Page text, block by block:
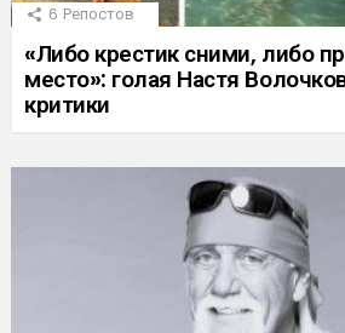
6 Репостов
«Либо крестик сними, либо
место»: голая Настя
критики